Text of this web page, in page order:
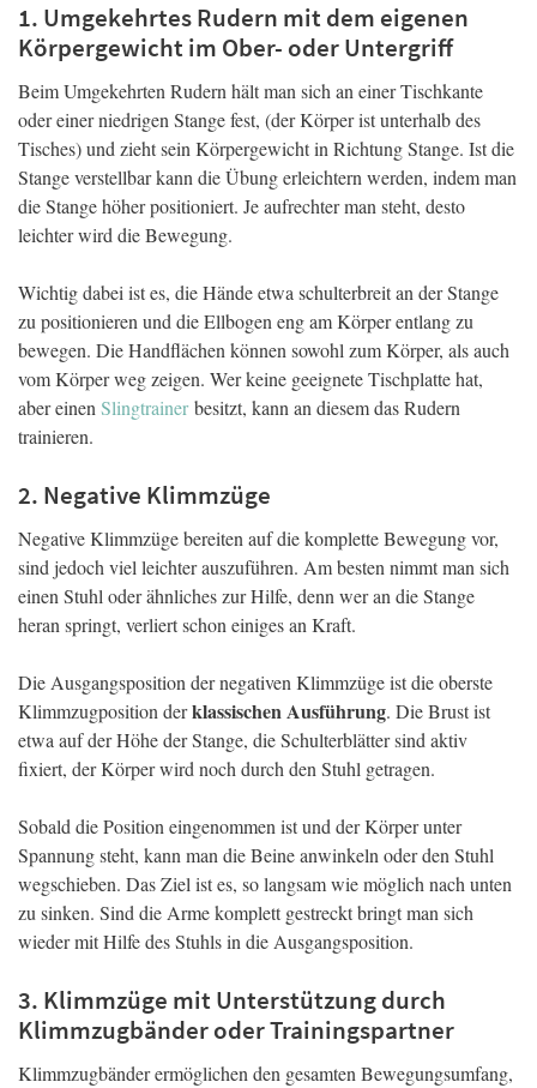
1. Umgekehrtes Rudern mit dem eigenen
Körpergewicht im Ober- oder Untergriff
Beim Umgekehrten Rudern hält man sich an einer Tischkante
oder einer niedrigen Stange fest, (der Körper ist unterhalb des
Tisches) und zieht sein Körpergewicht in Richtung Stange. Ist die
Stange verstellbar kann die Übung erleichtern werden, indem man
die Stange höher positioniert. Je aufrechter man steht, desto
leichter wird die Bewegung.
Wichtig dabei ist es, die Hände etwa schulterbreit an der Stange
zu positionieren und die Ellbogen eng am Körper entlang zu
bewegen. Die Handflächen können sowohl zum Körper, als auch
vom Körper weg zeigen. Wer keine geeignete Tischplatte hat,
aber einen Slingtrainerbesitzt, kann an diesem das Rudern
trainieren.
2. Negative Klimmzüge
Negative Klimmzüge bereiten auf die komplette Bewegung vor,
sind jedoch viel leichter auszuführen. Am besten nimmt man sich
einen Stuhl oder ähnliches zur Hilfe, denn wer an die Stange
heran springt, verliert schon einiges an Kraft.
Die Ausgangsposition der negativen Klimmzüge ist die oberste
Klimmzugposition derklassischen Ausführung. Die Brust ist
etwa auf der Höhe der Stange, die Schulterblätter sind aktiv
fixiert, der Körper wird noch durch den Stuhl getragen.
Sobald die Position eingenommen ist und der Körper unter
Spannung steht, kann man die Beine anwinkeln oder den Stuhl
wegschieben. Das Ziel ist es, so langsam wie möglich nach unten
zu sinken. Sind die Arme komplett gestreckt bringt man sich
wieder mit Hilfe des Stuhls in die Ausgangsposition.
3. Klimmzüge mit Unterstützung durch
Klimmzugbänder oder Trainingspartner
Klimmzugbänder ermöglichen den gesamten Bewegungsumfang,